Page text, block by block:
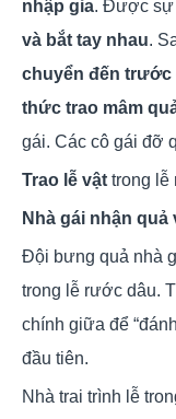
nhập gia. Được sự
và bắt tay nhau.
chuyển đến trước
thức trao mâm
gái. Các cô gái đỡ
Trao lễ vật trong lễ
Nhà gái nhận
Đội bưng quả nhà
trong lễ rước dâu.
chính giữa để
đầu tiên.
Nhà trai trình lễ